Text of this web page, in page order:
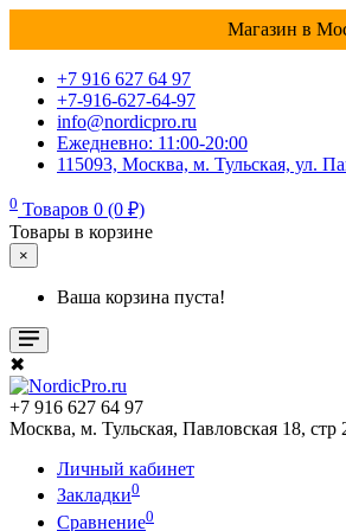
Магазин в
+7 916 627 64 97
+7-916-627-64-97
info@nordicpro.ru
Ежедневно: 11:00-20:00
115093, Москва, м. Тульская, ул.
0 Товаров 0 (0 ₽)
Товары в корзине
×
Ваша корзина пуста!
✖
+7 916 627 64 97
Москва, м. Тульская, Павловская 18,
Личный кабинет
Закладки0
Сравнение0